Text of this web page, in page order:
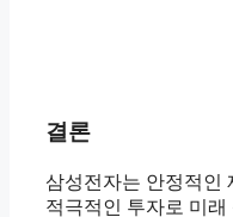
결론
삼성전자는 안정적인
적극적인 투자로 미래